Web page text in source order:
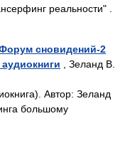
реальности" .
сновидений-2
, Зеланд В.
Автор: Зеланд
большому